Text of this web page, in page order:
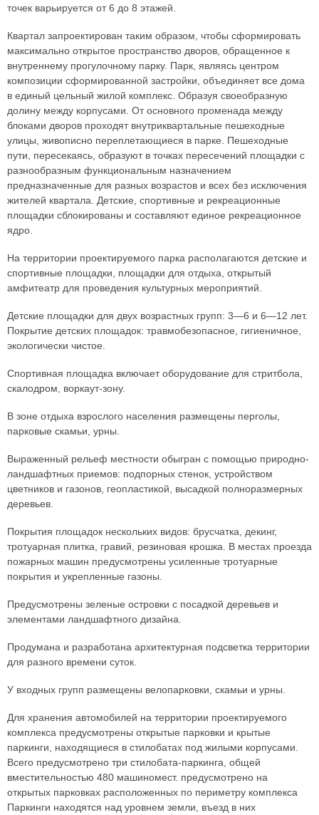
точек варьируется от 6 до 8 этажей.
Квартал запроектирован таким образом, чтобы сформировать
максимально открытое пространство дворов, обращенное к
внутреннему прогулочному парку. Парк, являясь центром
композиции сформированной застройки, объединяет все дома
в единый цельный жилой комплекс. Образуя своеобразную
долину между корпусами. От основного променада между
блоками дворов проходят внутриквартальные пешеходные
улицы, живописно переплетающиеся в парке. Пешеходные
пути, пересекаясь, образуют в точках пересечений площадки с
разнообразным функциональным назначением
предназначенные для разных возрастов и всех без исключения
жителей квартала. Детские, спортивные и рекреационные
площадки сблокированы и составляют единое рекреационное
ядро.
На территории проектируемого парка располагаются детские и
спортивные площадки, площадки для отдыха, открытый
амфитеатр для проведения культурных мероприятий.
Детские площадки для двух возрастных групп: 3—6 и 6—12 лет.
Покрытие детских площадок: травмобезопасное, гигиеничное,
экологически чистое.
Спортивная площадка включает оборудование для стритбола,
скалодром, воркаут-зону.
В зоне отдыха взрослого населения размещены перголы,
парковые скамьи, урны.
Выраженный рельеф местности обыгран с помощью природно-
ландшафтных приемов: подпорных стенок, устройством
цветников и газонов, геопластикой, высадкой полноразмерных
деревьев.
Покрытия площадок нескольких видов: брусчатка, декинг,
тротуарная плитка, гравий, резиновая крошка. В местах проезда
пожарных машин предусмотрены усиленные тротуарные
покрытия и укрепленные газоны.
Предусмотрены зеленые островки с посадкой деревьев и
элементами ландшафтного дизайна.
Продумана и разработана архитектурная подсветка территории
для разного времени суток.
У входных групп размещены велопарковки, скамьи и урны.
Для хранения автомобилей на территории проектируемого
комплекса предусмотрены открытые парковки и крытые
паркинги, находящиеся в стилобатах под жилыми корпусами.
Всего предусмотрено три стилобата-паркинга, общей
вместительностью 480 машиномест. предусмотрено на
открытых парковках расположенных по периметру комплекса
Паркинги находятся над уровнем земли, въезд в них